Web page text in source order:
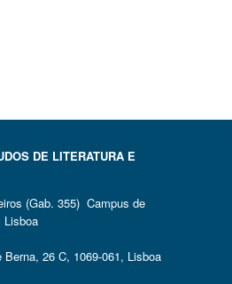
DE LITERATURA E
(Gab. 355) Campus de
Lisboa
26 C, 1069-061, Lisboa